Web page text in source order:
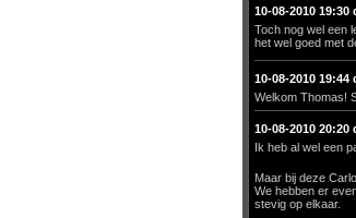
10-08-2010 19:30
Toch nog wel een
het wel goed met
10-08-2010 19:44
Welkom Thomas!
10-08-2010 20:20
Ik heb al wel een
Maar bij deze
We hebben er
stevig op elkaar.